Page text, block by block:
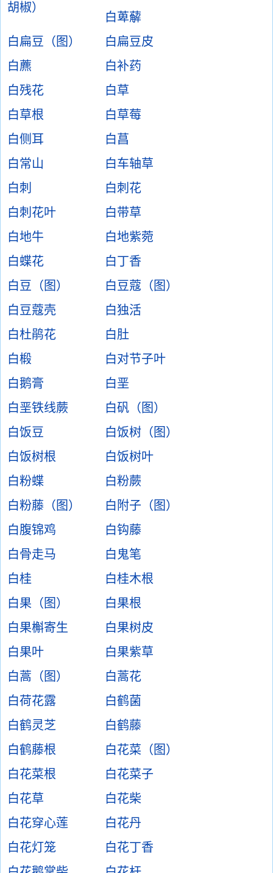
胡椒）
白萆薢
白扁豆（图）
白扁豆皮
白藨
白补药
白残花
白草
白草根
白草莓
白侧耳
白菖
白常山
白车轴草
白刺
白刺花
白刺花叶
白带草
白地牛
白地紫菀
白蝶花
白丁香
白豆（图）
白豆蔻（图）
白豆蔻壳
白独活
白杜鹃花
白肚
白椴
白对节子叶
白鹅膏
白垩
白垩铁线蕨
白矾（图）
白饭豆
白饭树（图）
白饭树根
白饭树叶
白粉蝶
白粉蕨
白粉藤（图）
白附子（图）
白腹锦鸡
白钩藤
白骨走马
白鬼笔
白桂
白桂木根
白果（图）
白果根
白果槲寄生
白果树皮
白果叶
白果紫草
白蒿（图）
白蒿花
白荷花露
白鹤菌
白鹤灵芝
白鹤藤
白鹤藤根
白花菜（图）
白花菜根
白花菜子
白花草
白花柴
白花穿心莲
白花丹
白花灯笼
白花丁香